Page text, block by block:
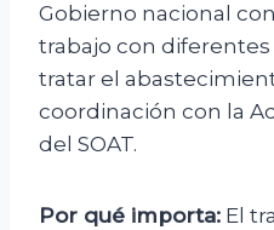
Gobierno nacional
trabajo con
tratar el
coordinación con la
del SOAT.
Por qué importa: El